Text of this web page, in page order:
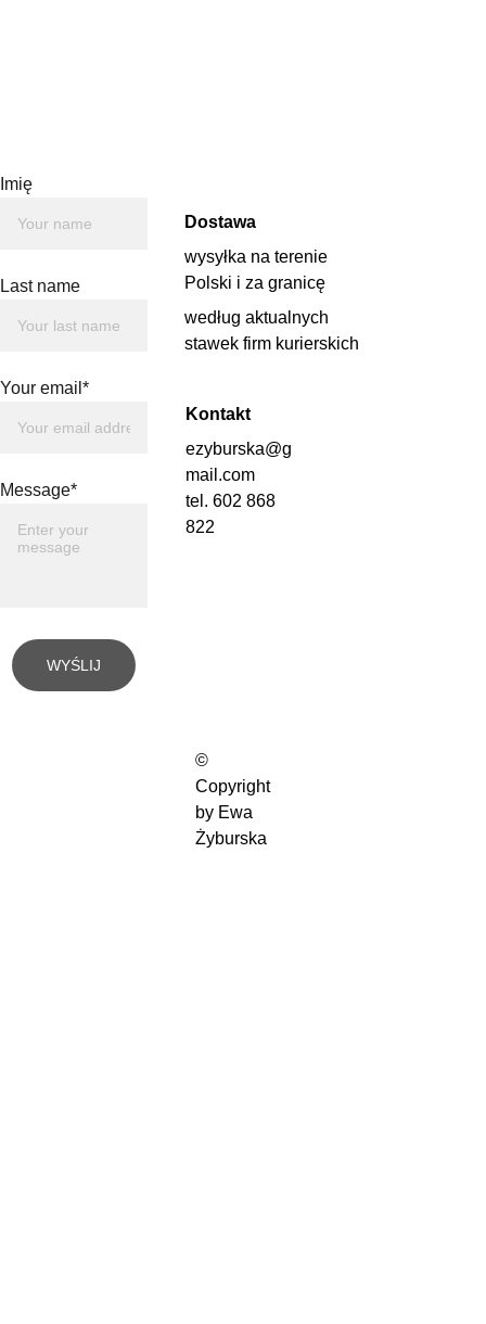
12cm.
Kontakt
ezyburska@g
mail.com
tel. 602 868
822
Dostawa
wysyłka na terenie
Polski i za granicę
według aktualnych
stawek firm kurierskich
Imię
Last name
Your email*
Message*
WYŚLIJ
©
Copyright
by Ewa
Żyburska